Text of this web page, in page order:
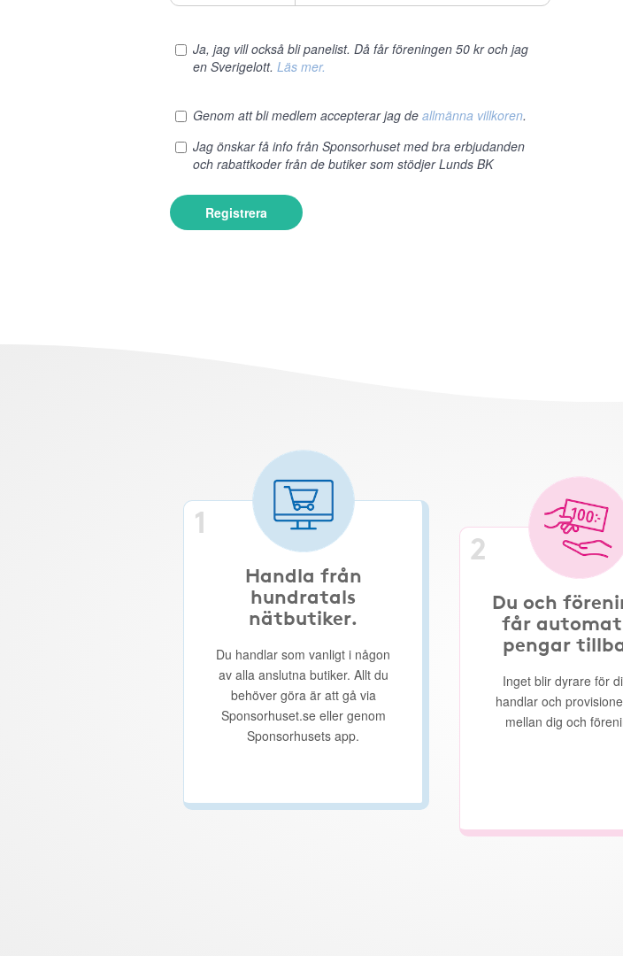
Ja, jag vill också bli panelist. Då får föreningen 50 kr och jag
en Sverigelott. Läs mer.
Genom att bli medlem accepterar jag de allmänna villkoren.
Jag önskar få info från Sponsorhuset med bra erbjudanden
och rabattkoder från de butiker som stödjer Lunds BK
Registrera
1
Handla från
hundratals
nätbutiker.
Du handlar som vanligt i någon
av alla anslutna butiker. Allt du
behöver göra är att gå via
Sponsorhuset.se eller genom
Sponsorhusets app.
2
Du och
får
pengar
Inget blir dyrare för
handlar och
mellan dig och